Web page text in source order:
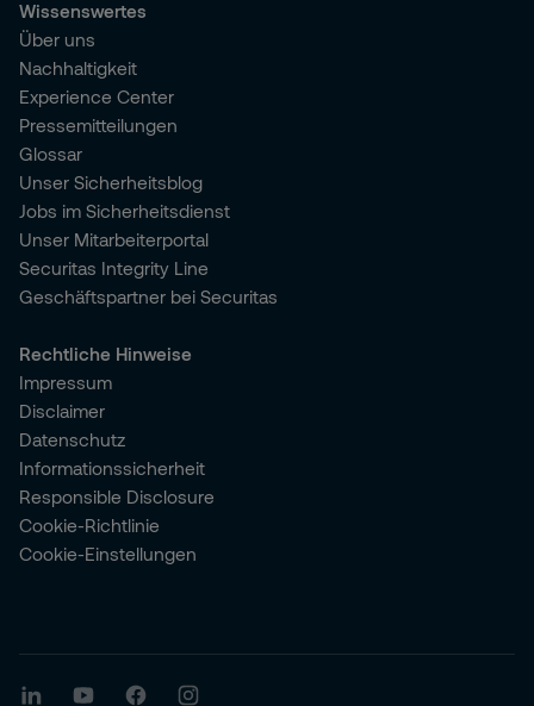
Wissenswertes
Über uns
Nachhaltigkeit
Experience Center
Pressemitteilungen
Glossar
Unser Sicherheitsblog
Jobs im Sicherheitsdienst
Unser Mitarbeiterportal
Securitas Integrity Line
Geschäftspartner bei Securitas
Rechtliche Hinweise
Impressum
Disclaimer
Datenschutz
Informationssicherheit
Responsible Disclosure
Cookie-Richtlinie
Cookie-Einstellungen